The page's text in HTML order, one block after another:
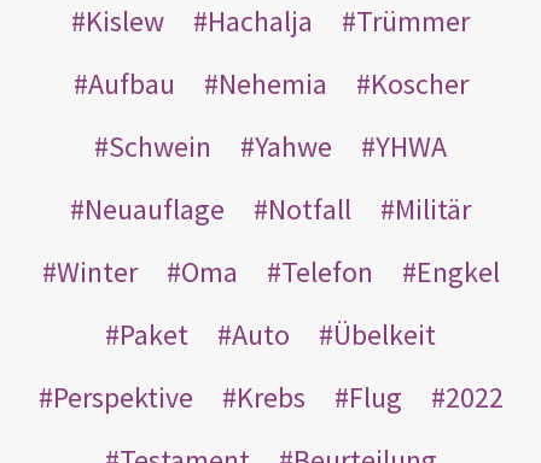
Kislew
Hachalja
Trümmer
Aufbau
Nehemia
Koscher
Schwein
Yahwe
YHWA
Neuauflage
Notfall
Militär
Winter
Oma Telefon
Engkel
Paket
Auto
Übelkeit
Perspektive
Krebs Flug
2022